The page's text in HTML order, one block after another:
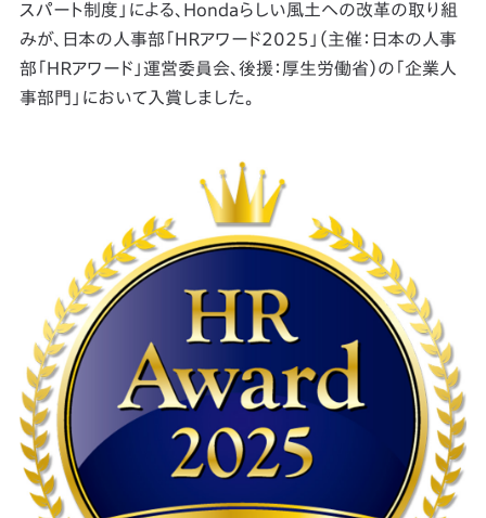
スパート制度」による、Hondaらしい風土への改革の取り組
みが、日本の人事部「ＨＲアワード2025」（主催：日本の人事
部「ＨＲアワード」運営委員会、後援：厚生労働省）の「企業人
事部門」において入賞しました。